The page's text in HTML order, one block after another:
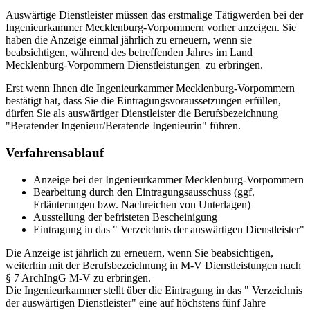
Auswärtige Dienstleister müssen das erstmalige Tätigwerden bei der
Ingenieurkammer Mecklenburg-Vorpommern vorher anzeigen. Sie
haben die Anzeige einmal jährlich zu erneuern, wenn sie
beabsichtigen, während des betreffenden Jahres im Land
Mecklenburg-Vorpommern Dienstleistungen zu erbringen.
Erst wenn Ihnen die Ingenieurkammer Mecklenburg-Vorpommern
bestätigt hat, dass Sie die Eintragungsvoraussetzungen erfüllen,
dürfen Sie als auswärtiger Dienstleister die Berufsbezeichnung
"Beratender Ingenieur/Beratende Ingenieurin" führen.
Verfahrensablauf
Anzeige bei der Ingenieurkammer Mecklenburg-Vorpommern
Bearbeitung durch den Eintragungsausschuss (ggf.
Erläuterungen bzw. Nachreichen von Unterlagen)
Ausstellung der befristeten Bescheinigung
Eintragung in das " Verzeichnis der auswärtigen Dienstleister"
Die Anzeige ist jährlich zu erneuern, wenn Sie beabsichtigen,
weiterhin mit der Berufsbezeichnung in M-V Dienstleistungen nach
§ 7 ArchIngG M-V zu erbringen.
Die Ingenieurkammer stellt über die Eintragung in das " Verzeichnis
der auswärtigen Dienstleister" eine auf höchstens fünf Jahre